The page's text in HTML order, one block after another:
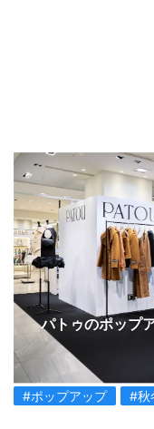
パトゥのポップ
#ポップアップ #秋